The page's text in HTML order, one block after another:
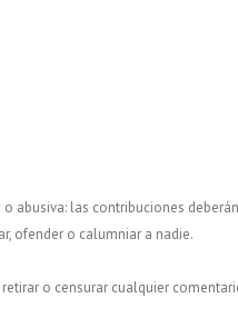
abusiva: las contribuciones
ofender o calumniar a nadie.
o censurar cualquier